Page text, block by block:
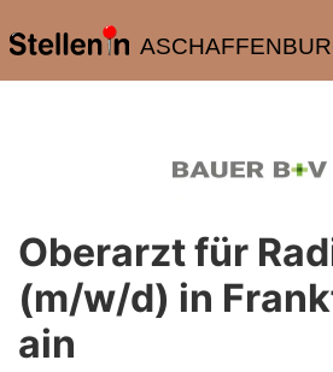
Oberarzt für
(m/w/d) in
ain